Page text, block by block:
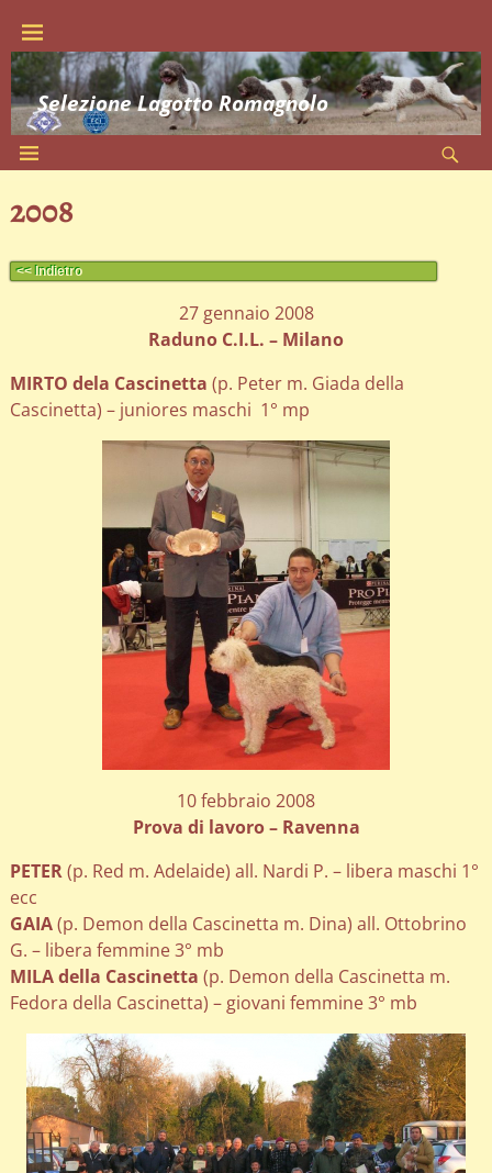
Selezione Lagotto Romagnolo
2008
<< Indietro
27 gennaio 2008
Raduno C.I.L. – Milano
MIRTO dela Cascinetta (p. Peter m. Giada della
Cascinetta) – juniores maschi 1° mp
10 febbraio 2008
Prova di lavoro – Ravenna
PETER(p. Red m. Adelaide) all. Nardi P. – libera maschi 1°
ecc
GAIA(p. Demon della Cascinetta m. Dina) all. Ottobrino
G. – libera femmine 3° mb
MILA della Cascinetta (p. Demon della Cascinetta m.
Fedora della Cascinetta) – giovani femmine 3° mb